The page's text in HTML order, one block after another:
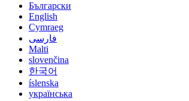
Български
English
Cymraeg
فارسی
Malti
slovenčina
한국어
íslenska
українська